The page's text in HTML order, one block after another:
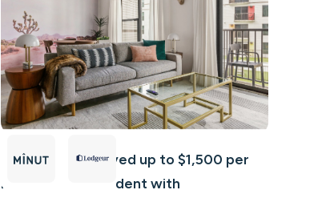
How Lodgeur saved up to $1,500 per
mold-related incident with